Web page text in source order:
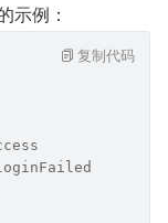
示例：
复制代码